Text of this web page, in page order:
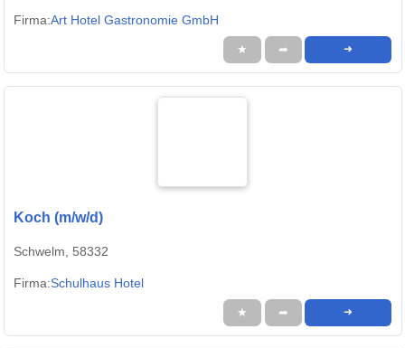
Firma:Art Hotel Gastronomie GmbH
★ ➦ ➜
Koch (m/w/d)
Schwelm, 58332
Firma:Schulhaus Hotel
★ ➦ ➜